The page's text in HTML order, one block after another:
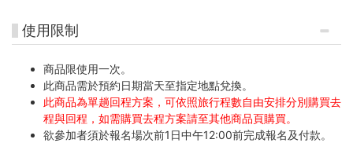
使用限制
商品限使用一次。
此商品需於預約日期當天至指定地點兌換。
此商品為單趟回程方案，可依照旅行程數自由安排分別購買去
程與回程，如需購買去程方案請至其他商品頁購買。
欲參加者須於報名場次前1日中午12:00前完成報名及付款。